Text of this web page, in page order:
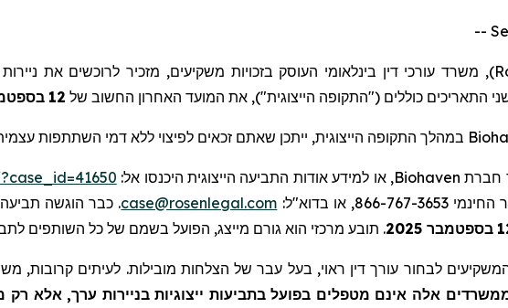
), משרד עורכי דין בינלאומי העוסק בזכויות משקיעים, מזכיר לרוכשים את
התאריכים כוללים ("התקופה הייצוגית"), את המועד האחרון החשוב של 12
במהלך התקופה הייצוגית, ייתכן שאתם זכאים לפיצוי ללא דמי השתתפות
חברת Biohaven, או למידע אודות התביעה הייצוגית היכנסו אל:
3653, או בדוא"ל: case@rosenlegal.com. כבר הוגשה
בספטמבר 2025 . תובע מרכזי הוא גורם מייצג, הפועל בשמם של כל השותפים
לבחור עורך דין ראוי, בעל עבר של הצלחות מובילות. לעיתים קרובות,
אלה אינם מטפלים בפועל בתביעות ייצוגיות בניירות ערך, אלא